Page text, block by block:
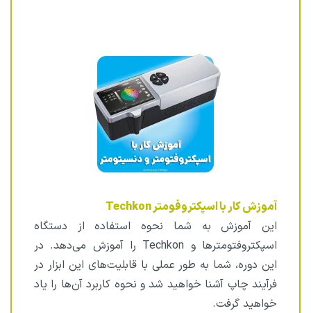
آموزش کار با اسپکتروفومتر Techkon
این آموزش به شما نحوه استفاده از دستگاه
اسپکتروفتومترها و Techkon را آموزش می‌دهد. در
این دوره، شما به طور عملی با قابلیت‌های این ابزار در
فرآیند چاپ آشنا خواهید شد و نحوه کاربرد آن‌ها را یاد
خواهید گرفت.